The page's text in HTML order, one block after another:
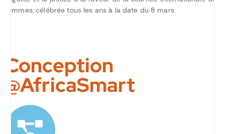
femmes, célébrée tous les ans à la date du 8 mars.
Conception
@AfricaSmart